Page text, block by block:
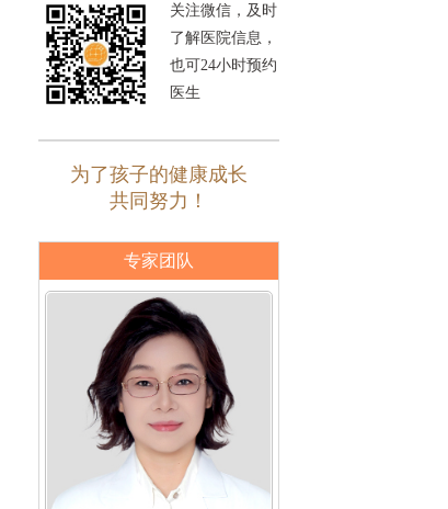
关注微信，及时
了解医院信息，
也可24小时预约
医生
为了孩子的健康成长
共同努力！
专家团队